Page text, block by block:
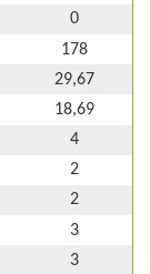
0
178
29,67
18,69
4
2
2
3
3